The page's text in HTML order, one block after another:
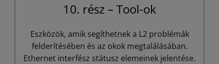
10. rész – Tool-ok
Eszközök, amik segíthetnek a L2 problémák
felderítésében és az okok megtalálásában.
Ethernet interfész státusz elemeinek jelentése.